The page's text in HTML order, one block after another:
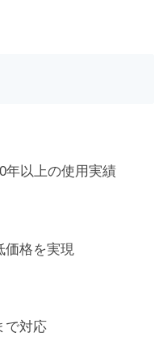
年以上の使用実績
価格を実現
で対応